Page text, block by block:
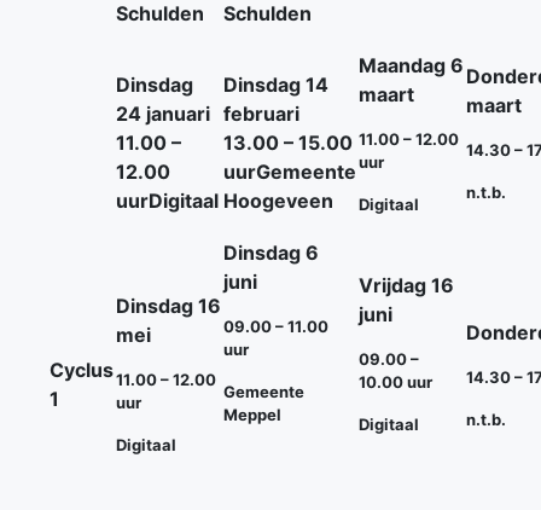
Schulden
Schulden
Dinsdag
24 januari
11.00 –
12.00
uurDigitaal
Dinsdag 14
februari
13.00 – 15.00
uurGemeente
Hoogeveen
Maandag 6
maart
11.00 – 12.00
uur
Digitaal
maart
14.30 –
n.t.b.
Cyclus
1
Dinsdag 16
mei
11.00 – 12.00
uur
Digitaal
Dinsdag 6
juni
09.00 – 11.00
uur
Gemeente
Meppel
Vrijdag 16
juni
09.00 –
10.00 uur
Digitaal
14.30 –
n.t.b.